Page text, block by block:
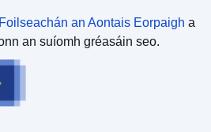
an Aontais Eorpaigh a
an suíomh gréasáin seo.